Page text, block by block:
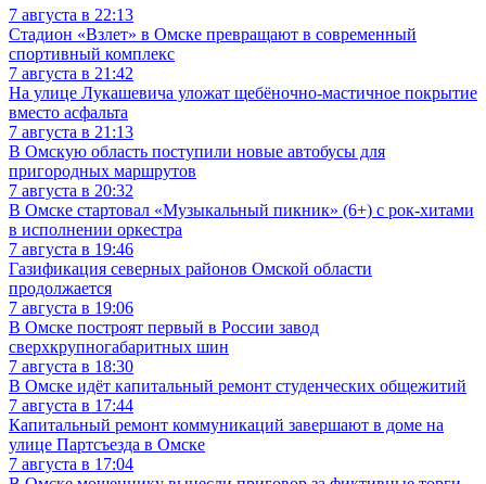
7 августа в 22:13
Стадион «Взлет» в Омске превращают в современный
спортивный комплекс
7 августа в 21:42
На улице Лукашевича уложат щебёночно-мастичное покрытие
вместо асфальта
7 августа в 21:13
В Омскую область поступили новые автобусы для
пригородных маршрутов
7 августа в 20:32
В Омске стартовал «Музыкальный пикник» (6+) с рок-хитами
в исполнении оркестра
7 августа в 19:46
Газификация северных районов Омской области
продолжается
7 августа в 19:06
В Омске построят первый в России завод
сверхкрупногабаритных шин
7 августа в 18:30
В Омске идёт капитальный ремонт студенческих общежитий
7 августа в 17:44
Капитальный ремонт коммуникаций завершают в доме на
улице Партсъезда в Омске
7 августа в 17:04